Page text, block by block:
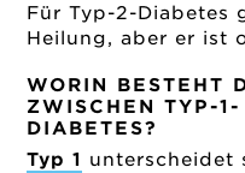
Für Typ-2-Diabetes
Heilung, aber er ist
WORIN BESTEHT
ZWISCHEN TYP-
DIABETES?
Typ 1 unterscheidet